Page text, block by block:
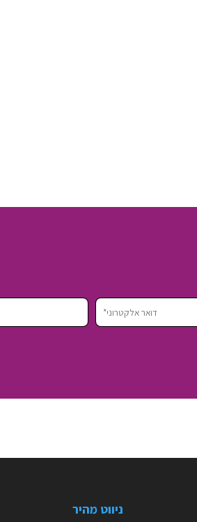
ניווט מהיר